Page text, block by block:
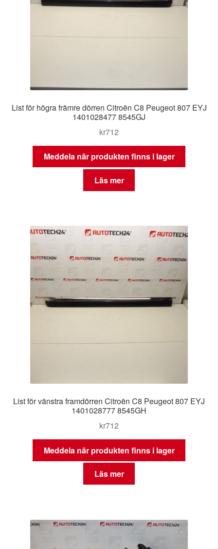
List för högra främre dörren Citroën C8 Peugeot 807 EYJ
1401028477 8545GJ
kr712
Meddela när produkten finns i lager
Läs mer
List för vänstra framdörren Citroën C8 Peugeot 807 EYJ
1401028777 8545GH
kr712
Meddela när produkten finns i lager
Läs mer